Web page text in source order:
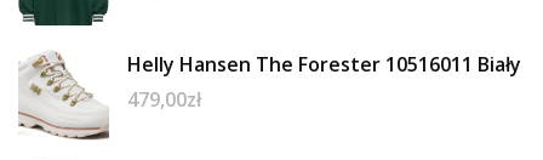
Helly Hansen The Forester 10516011 Biały
479,00zł